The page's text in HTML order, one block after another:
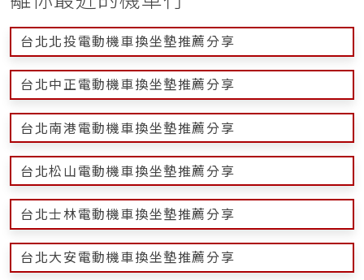
台北北投電動機車換坐墊推薦分享
台北中正電動機車換坐墊推薦分享
台北南港電動機車換坐墊推薦分享
台北松山電動機車換坐墊推薦分享
台北士林電動機車換坐墊推薦分享
台北大安電動機車換坐墊推薦分享